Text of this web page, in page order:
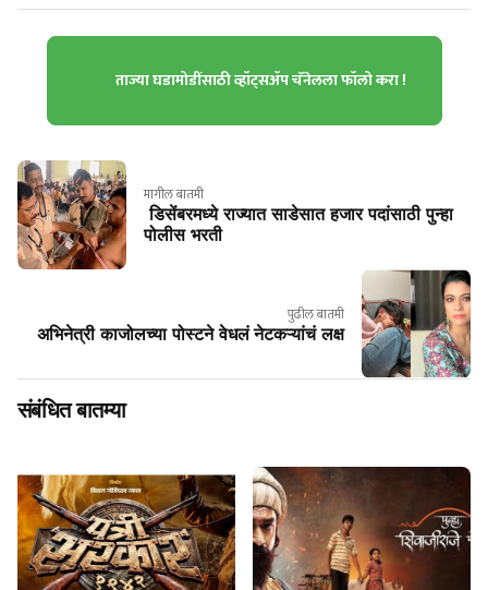
ताज्या घडामोडींसाठी व्हॉट्सॲप चॅनेलला फॉलो करा !
मागील बातमी
डिसेंबरमध्ये राज्यात साडेसात हजार पदांसाठी पुन्हा
पोलीस भरती
पुढील बातमी
अभिनेत्री काजोलच्या पोस्टने वेधलं नेटकऱ्यांचं लक्ष
संबंधित बातम्या